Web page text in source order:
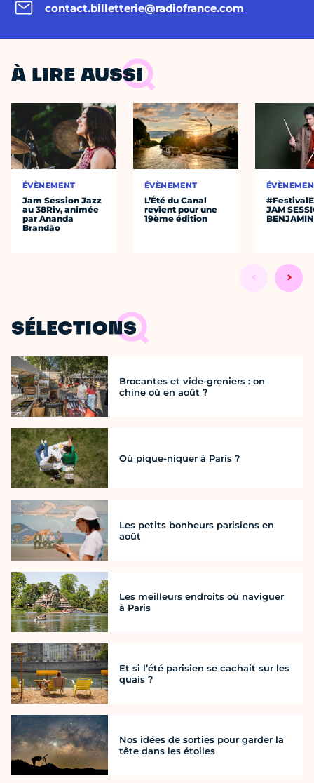
contact.billetterie@radiofrance.com
À LIRE AUSSI
ÉVÈNEMENT
Jam Session Jazz
au 38Riv, animée
par Ananda
Brandão
ÉVÈNEMENT
L’Été du Canal
revient pour une
19ème édition
JAM
SÉLECTIONS
Brocantes et vide-greniers : on
chine où en août ?
Où pique-niquer à Paris ?
Les petits bonheurs parisiens en
août
Les meilleurs endroits où naviguer
à Paris
Et si l’été parisien se cachait sur les
quais ?
Nos idées de sorties pour garder la
tête dans les étoiles